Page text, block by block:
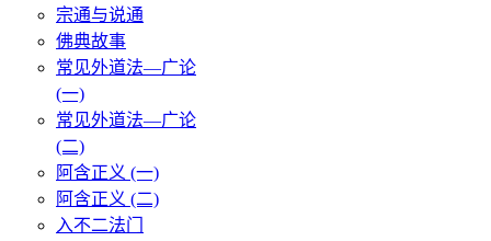
宗通与说通
佛典故事
常见外道法—广论
(一)
常见外道法—广论
(二)
阿含正义 (一)
阿含正义 (二)
入不二法门